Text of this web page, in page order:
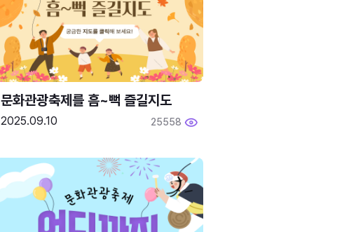
문화관광축제를 흠~뻑 즐길지도
2025.09.10 25558